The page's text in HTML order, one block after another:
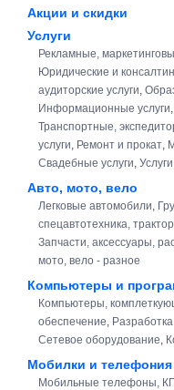
Акции и скидки
Услуги
Рекламные,
Юридические и
аудиторские услуги,
Информационные услуги,
Транспортные,
услуги, Ремонт и прокат,
Свадебные услуги,
Авто, мото, вело
Легковые автомобили,
спецавтотехника,
Запчасти, аксессуары,
мото, вело - разное
Компьютеры и
Компьютеры,
обеспечение,
Сетевое оборудование,
Мобилки и телефония
Мобильные телефоны,